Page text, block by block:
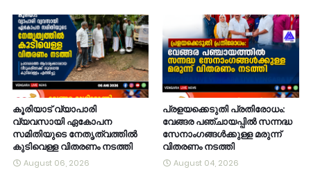
കൂരിയാട് വ്യാപാരി
വ്യവസായി ഏകോപന
സമിതിയുടെ നേതൃത്വത്തിൽ
കുടിവെള്ള വിതരണം നടത്തി
August 06, 2026
പ്രളയക്കെടുതി പ്രതിരോധം:
വേങ്ങര പഞ്ചായപ്പിൽ സന്നദ്ധ
സേനാംഗങ്ങൾക്കുള്ള മരുന്ന്
വിതരണം നടത്തി
August 04, 2026